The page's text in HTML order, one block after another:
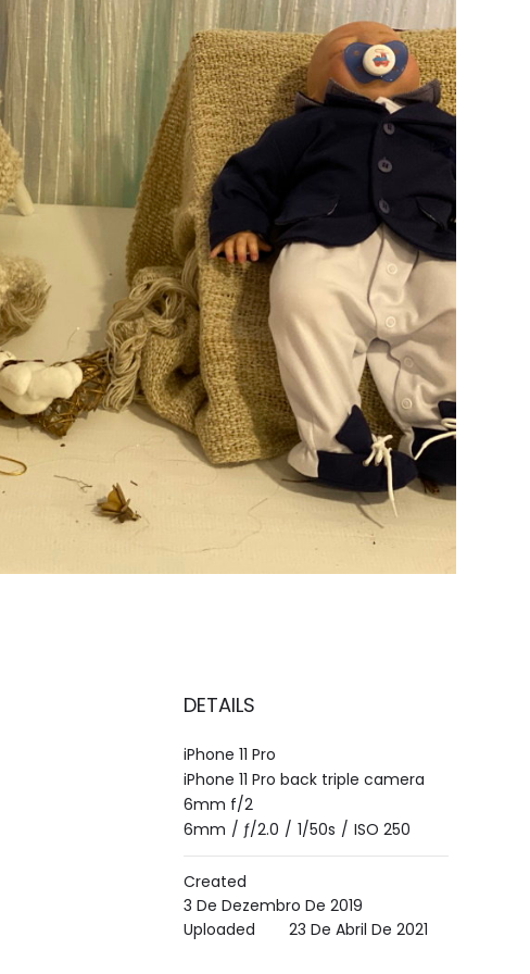
DETAILS
iPhone 11 Pro
iPhone 11 Pro back triple camera
6mm f/2
6mm / ƒ/2.0 / 1/50s / ISO 250
Created
3 De Dezembro De 2019
Uploaded
23 De Abril De 2021